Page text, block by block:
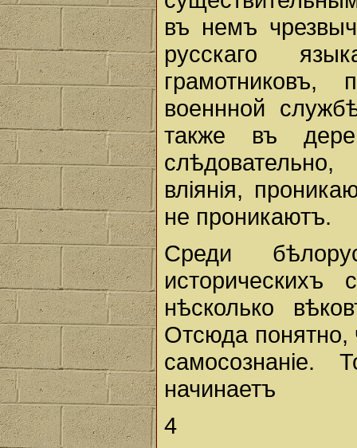
въ немъ
русскаго
военнной
также въ
влiянiя,
не проникаютъ.
Среди
историческихъ
нѣсколько
Отсюда понятно,
самосознанiе.
начинаетъ
4